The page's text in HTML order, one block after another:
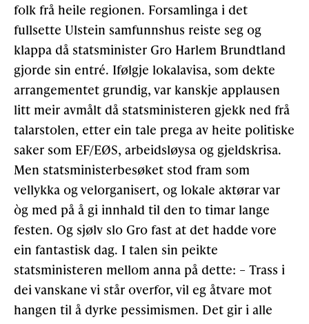
folk frå heile regionen. Forsamlinga i det
fullsette Ulstein samfunnshus reiste seg og
klappa då statsminister Gro Harlem Brundtland
gjorde sin entré. Ifølgje lokalavisa, som dekte
arrangementet grundig, var kanskje applausen
litt meir avmålt då statsministeren gjekk ned frå
talarstolen, etter ein tale prega av heite politiske
saker som EF/EØS, arbeidsløysa og gjeldskrisa.
Men statsministerbesøket stod fram som
vellykka og velorganisert, og lokale aktørar var
òg med på å gi innhald til den to timar lange
festen. Og sjølv slo Gro fast at det hadde vore
ein fantastisk dag. I talen sin peikte
statsministeren mellom anna på dette: – Trass i
dei vanskane vi står overfor, vil eg åtvare mot
hangen til å dyrke pessimismen. Det gir i alle